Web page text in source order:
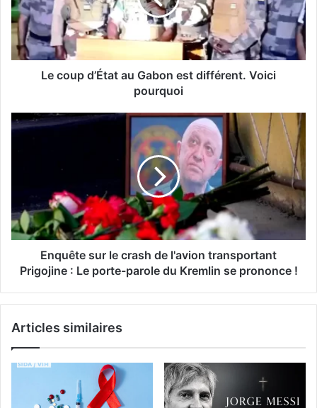
Le coup d’État au Gabon est différent. Voici
pourquoi
Enquête sur le crash de l'avion transportant
Prigojine : Le porte-parole du Kremlin se prononce !
Articles similaires